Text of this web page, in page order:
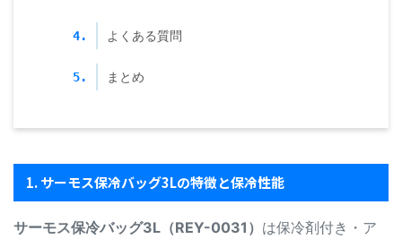
4. よくある質問
5. まとめ
1. サーモス保冷バッグ3Lの特徴と保冷性能
サーモス保冷バッグ3L（REY-0031） は保冷剤付き・ア